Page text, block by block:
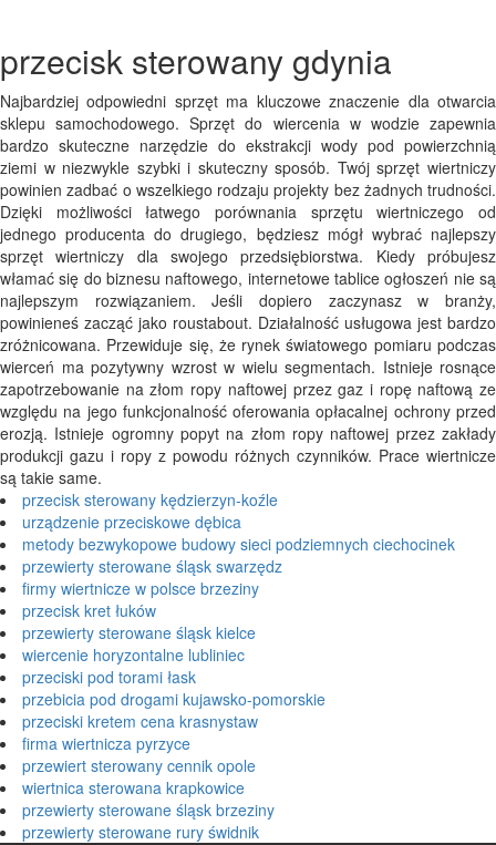
przecisk sterowany gdynia
Najbardziej odpowiedni sprzęt ma kluczowe znaczenie dla otwarcia
sklepu samochodowego. Sprzęt do wiercenia w wodzie zapewnia
bardzo skuteczne narzędzie do ekstrakcji wody pod powierzchnią
ziemi w niezwykle szybki i skuteczny sposób. Twój sprzęt wiertniczy
powinien zadbać o wszelkiego rodzaju projekty bez żadnych trudności.
Dzięki możliwości łatwego porównania sprzętu wiertniczego od
jednego producenta do drugiego, będziesz mógł wybrać najlepszy
sprzęt wiertniczy dla swojego przedsiębiorstwa. Kiedy próbujesz
włamać się do biznesu naftowego, internetowe tablice ogłoszeń nie są
najlepszym rozwiązaniem. Jeśli dopiero zaczynasz w branży,
powinieneś zacząć jako roustabout. Działalność usługowa jest bardzo
zróżnicowana. Przewiduje się, że rynek światowego pomiaru podczas
wierceń ma pozytywny wzrost w wielu segmentach. Istnieje rosnące
zapotrzebowanie na złom ropy naftowej przez gaz i ropę naftową ze
względu na jego funkcjonalność oferowania opłacalnej ochrony przed
erozją. Istnieje ogromny popyt na złom ropy naftowej przez zakłady
produkcji gazu i ropy z powodu różnych czynników. Prace wiertnicze
są takie same.
przecisk sterowany kędzierzyn-koźle
urządzenie przeciskowe dębica
metody bezwykopowe budowy sieci podziemnych ciechocinek
przewierty sterowane śląsk swarzędz
firmy wiertnicze w polsce brzeziny
przecisk kret łuków
przewierty sterowane śląsk kielce
wiercenie horyzontalne lubliniec
przeciski pod torami łask
przebicia pod drogami kujawsko-pomorskie
przeciski kretem cena krasnystaw
firma wiertnicza pyrzyce
przewiert sterowany cennik opole
wiertnica sterowana krapkowice
przewierty sterowane śląsk brzeziny
przewierty sterowane rury świdnik